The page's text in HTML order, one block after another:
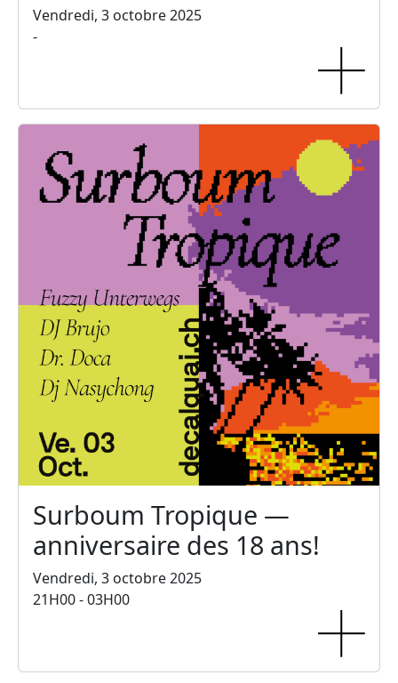
Vendredi, 3 octobre 2025
-
Surboum Tropique —
anniversaire des 18 ans!
Vendredi, 3 octobre 2025
21H00 - 03H00